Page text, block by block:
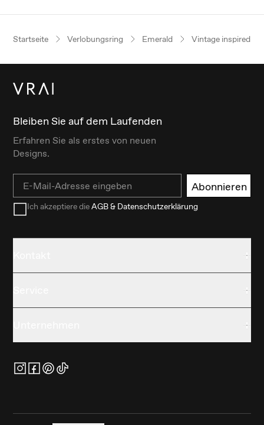
Startseite Verlobungsring Emerald Vintage inspired
Bleiben Sie auf dem Laufenden
Erfahren Sie als erstes von neuen
Designs.
Email Abonnieren
Ich akzeptiere dieAGB & Datenschutzerklärung